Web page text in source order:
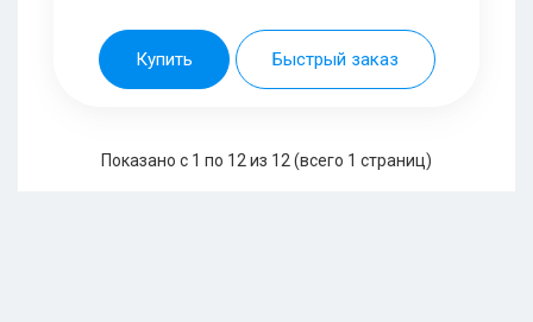
Купить Быстрый заказ
Показано с 1 по 12 из 12 (всего 1 страниц)